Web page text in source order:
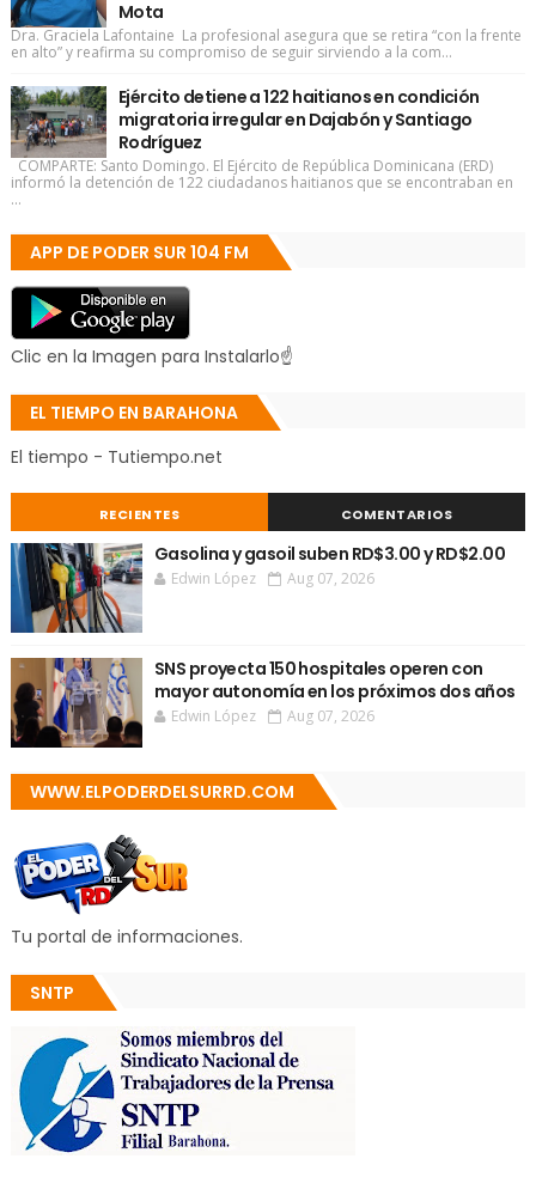
Mota
Dra. Graciela Lafontaine La profesional asegura que se retira “con la frente
en alto” y reafirma su compromiso de seguir sirviendo a la com...
Ejército detiene a 122 haitianos en condición
migratoria irregular en Dajabón y Santiago
Rodríguez
COMPARTE: Santo Domingo. El Ejército de República Dominicana (ERD)
informó la detención de 122 ciudadanos haitianos que se encontraban en
...
APP DE PODER SUR 104 FM
Clic en la Imagen para Instalarlo☝
EL TIEMPO EN BARAHONA
El tiempo - Tutiempo.net
RECIENTES COMENTARIOS
Gasolina y gasoil suben RD$3.00 y RD$2.00
Edwin López Aug 07, 2026
SNS proyecta 150 hospitales operen con
mayor autonomía en los próximos dos años
Edwin López Aug 07, 2026
WWW.ELPODERDELSURRD.COM
Tu portal de informaciones.
SNTP